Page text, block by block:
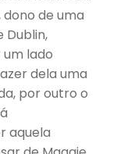
dono de uma
Dublin,
lado
dela uma
por outro o
aquela